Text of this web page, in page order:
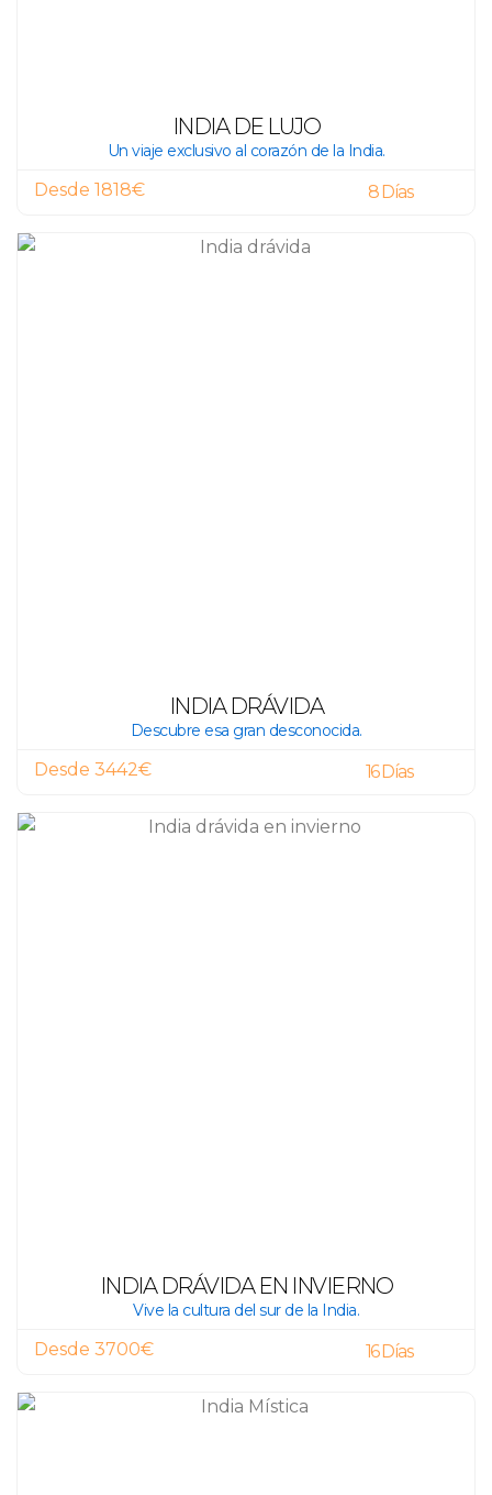
INDIA DE LUJO
Un viaje exclusivo al corazón de la India.
Desde 1818€ 8 Días
INDIA DRÁVIDA
Descubre esa gran desconocida.
Desde 3442€ 16 Días
INDIA DRÁVIDA EN INVIERNO
Vive la cultura del sur de la India.
Desde 3700€ 16 Días